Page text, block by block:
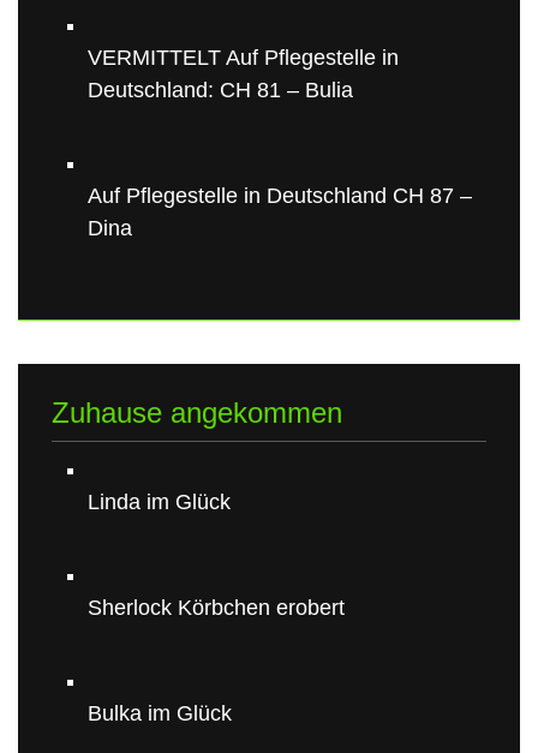
VERMITTELT Auf Pflegestelle in
Deutschland: CH 81 – Bulia
Auf Pflegestelle in Deutschland CH 87 –
Dina
Zuhause angekommen
Linda im Glück
Sherlock Körbchen erobert
Bulka im Glück